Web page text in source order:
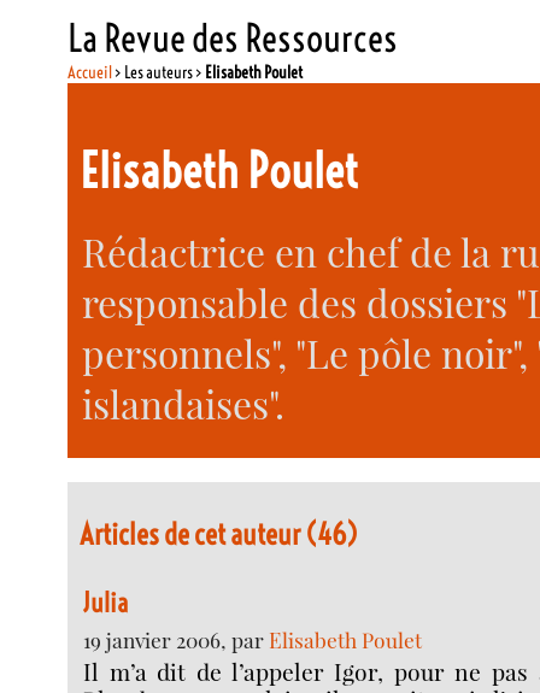
La Revue des Ressources
Accueil> Les auteurs > Elisabeth Poulet
Elisabeth Poulet
Rédactrice en chef de la
responsable des dossiers
personnels", "Le pôle
islandaises".
Articles de cet auteur (46)
Julia
19 janvier 2006, parElisabeth Poulet
Il m’a dit de l’appeler Igor, pour ne